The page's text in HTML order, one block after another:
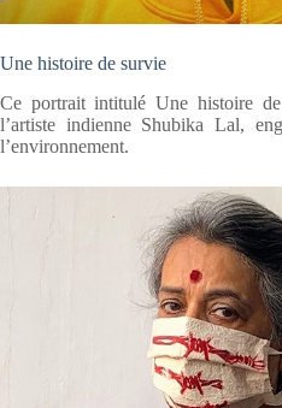
Une histoire de survie
Ce portrait intitulé Une histoire
l’artiste indienne Shubika Lal,
l’environnement.